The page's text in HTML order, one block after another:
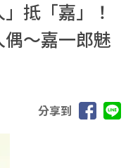
抵「嘉」！
偶～嘉一郎魅
分享到